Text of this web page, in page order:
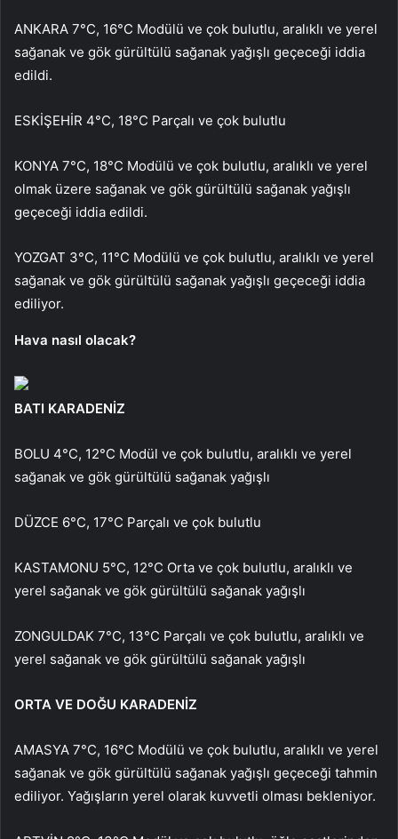
ANKARA 7°C, 16°C Modülü ve çok bulutlu, aralıklı ve yerel
sağanak ve gök gürültülü sağanak yağışlı geçeceği iddia
edildi.
ESKİŞEHİR 4°C, 18°C ​​​​Parçalı ve çok bulutlu
KONYA 7°C, 18°C ​​Modülü ve çok bulutlu, aralıklı ve yerel
olmak üzere sağanak ve gök gürültülü sağanak yağışlı
geçeceği iddia edildi.
YOZGAT 3°C, 11°C Modülü ve çok bulutlu, aralıklı ve yerel
sağanak ve gök gürültülü sağanak yağışlı geçeceği iddia
ediliyor.
Hava nasıl olacak?
BATI KARADENİZ
BOLU 4°C, 12°C Modül ve çok bulutlu, aralıklı ve yerel
sağanak ve gök gürültülü sağanak yağışlı
DÜZCE 6°C, 17°C Parçalı ve çok bulutlu
KASTAMONU 5°C, 12°C Orta ve çok bulutlu, aralıklı ve
yerel sağanak ve gök gürültülü sağanak yağışlı
ZONGULDAK 7°C, 13°C Parçalı ve çok bulutlu, aralıklı ve
yerel sağanak ve gök gürültülü sağanak yağışlı
ORTA VE DOĞU KARADENİZ
AMASYA 7°C, 16°C Modülü ve çok bulutlu, aralıklı ve yerel
sağanak ve gök gürültülü sağanak yağışlı geçeceği tahmin
ediliyor. Yağışların yerel olarak kuvvetli olması bekleniyor.